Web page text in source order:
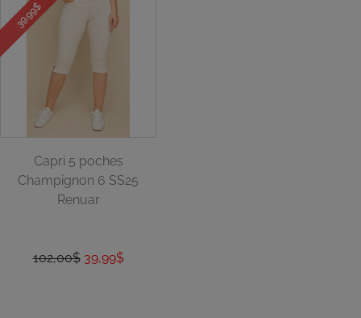
39.99$
Capri 5 poches
Champignon 6 SS25
Renuar
102,00$ 39,99$